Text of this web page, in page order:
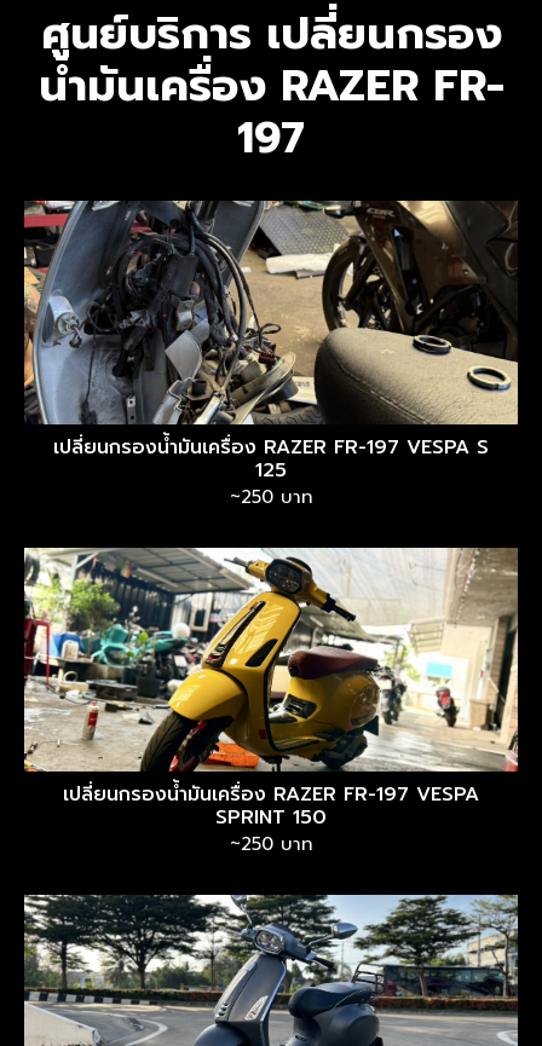
ศูนย์บริการ เปลี่ยนกรอง
น้ำมันเครื่อง RAZER FR-
197
เปลี่ยนกรองน้ำมันเครื่อง RAZER FR-197 VESPA S
125
~250 บาท
เปลี่ยนกรองน้ำมันเครื่อง RAZER FR-197 VESPA
SPRINT 150
~250 บาท